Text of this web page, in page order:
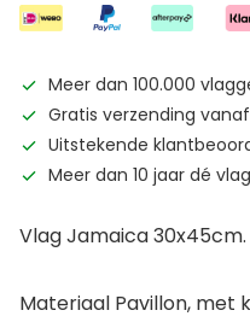
Meer dan 100.000
Gratis verzending
Uitstekende
Meer dan 10 jaar dé
Vlag Jamaica 30x45cm.
Materiaal Pavillon, met